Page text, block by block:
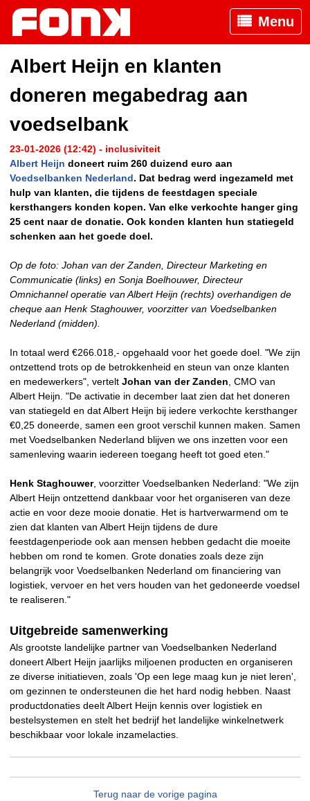
Menu
Albert Heijn en klanten
doneren megabedrag aan
voedselbank
23-01-2026 (12:42) - inclusiviteit
Albert Heijn doneert ruim 260 duizend euro aan
Voedselbanken Nederland. Dat bedrag werd ingezameld met
hulp van klanten, die tijdens de feestdagen speciale
kersthangers konden kopen. Van elke verkochte hanger ging
25 cent naar de donatie. Ook konden klanten hun statiegeld
schenken aan het goede doel.
Op de foto: Johan van der Zanden, Directeur Marketing en
Communicatie (links) en Sonja Boelhouwer, Directeur
Omnichannel operatie van Albert Heijn (rechts) overhandigen de
cheque aan Henk Staghouwer, voorzitter van Voedselbanken
Nederland (midden).
In totaal werd €266.018,- opgehaald voor het goede doel. "We zijn
ontzettend trots op de betrokkenheid en steun van onze klanten
en medewerkers", vertelt Johan van der Zanden , CMO van
Albert Heijn. "De activatie in december laat zien dat het doneren
van statiegeld en dat Albert Heijn bij iedere verkochte kersthanger
€0,25 doneerde, samen een groot verschil kunnen maken. Samen
met Voedselbanken Nederland blijven we ons inzetten voor een
samenleving waarin iedereen toegang heeft tot goed eten."
Henk Staghouwer, voorzitter Voedselbanken Nederland: "We zijn
Albert Heijn ontzettend dankbaar voor het organiseren van deze
actie en voor deze mooie donatie. Het is hartverwarmend om te
zien dat klanten van Albert Heijn tijdens de dure
feestdagenperiode ook aan mensen hebben gedacht die moeite
hebben om rond te komen. Grote donaties zoals deze zijn
belangrijk voor Voedselbanken Nederland om financiering van
logistiek, vervoer en het vers houden van het gedoneerde voedsel
te realiseren."
Uitgebreide samenwerking
Als grootste landelijke partner van Voedselbanken Nederland
doneert Albert Heijn jaarlijks miljoenen producten en organiseren
ze diverse initiatieven, zoals 'Op een lege maag kun je niet leren',
om gezinnen te ondersteunen die het hard nodig hebben. Naast
productdonaties deelt Albert Heijn kennis over logistiek en
bestelsystemen en stelt het bedrijf het landelijke winkelnetwerk
beschikbaar voor lokale inzamelacties.
Terug naar de vorige pagina